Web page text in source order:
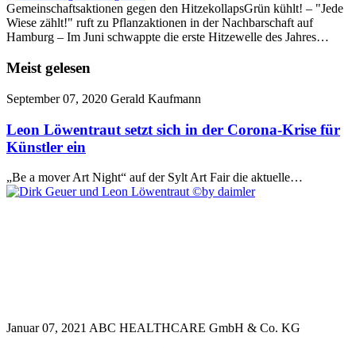
Gemeinschaftsaktionen gegen den HitzekollapsGrün kühlt! – "Jede
Wiese zählt!" ruft zu Pflanzaktionen in der Nachbarschaft auf
Hamburg – Im Juni schwappte die erste Hitzewelle des Jahres…
Meist gelesen
September 07, 2020 Gerald Kaufmann
Leon Löwentraut setzt sich in der Corona-Krise für
Künstler ein
„Be a mover Art Night“ auf der Sylt Art Fair die aktuelle…
Januar 07, 2021 ABC HEALTHCARE GmbH & Co. KG